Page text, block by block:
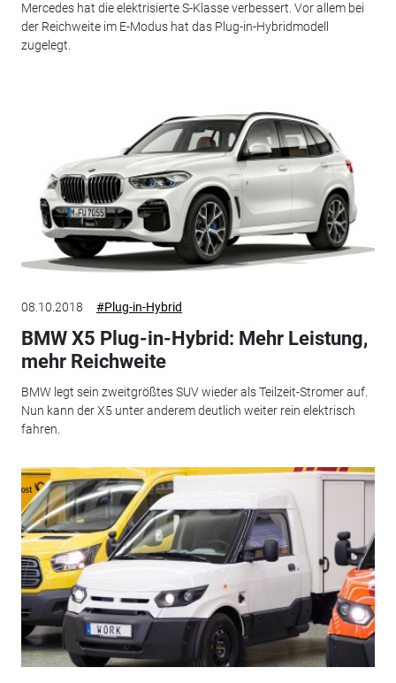
Mercedes hat die elektrisierte S-Klasse verbessert. Vor allem bei
der Reichweite im E-Modus hat das Plug-in-Hybridmodell
zugelegt.
08.10.2018 #Plug-in-Hybrid
BMW X5 Plug-in-Hybrid: Mehr Leistung,
mehr Reichweite
BMW legt sein zweitgrößtes SUV wieder als Teilzeit-Stromer auf.
Nun kann der X5 unter anderem deutlich weiter rein elektrisch
fahren.